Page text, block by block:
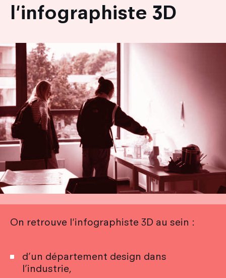
l'infographiste 3D
On retrouve l'infographiste 3D au sein :
d’un département design dans
l’industrie,